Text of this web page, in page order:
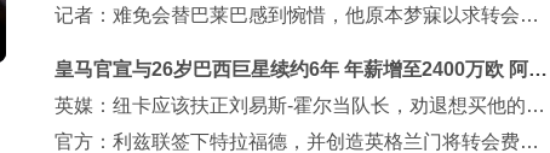
记者：难免会替巴莱巴感到惋惜，他原本梦寐以求转会曼
皇马官宣与26岁巴西巨星续约6年 年薪增至2400万欧 阿森
纳挖角梦碎
英媒：纽卡应该扶正刘易斯-霍尔当队长，劝退想买他的俱
乐部
官方：利兹联签下特拉福德，并创造英格兰门将转会费纪